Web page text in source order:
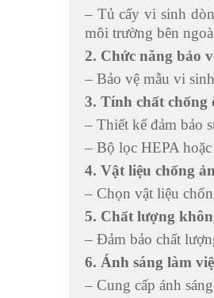
– Tủ cấy vi sinh
môi trường bên
2. Chức năng bảo
– Bảo vệ mẫu vi
3. Tính chất chống
– Thiết kế đảm bảo
– Bộ lọc HEPA
4. Vật liệu chống
– Chọn vật liệu
5. Chất lượng
– Đảm bảo chất
6. Ánh sáng làm
– Cung cấp ánh